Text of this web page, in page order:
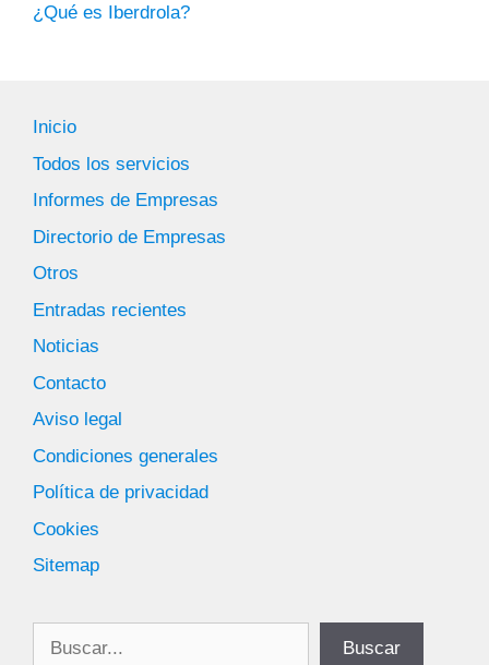
¿Qué es Iberdrola?
Inicio
Todos los servicios
Informes de Empresas
Directorio de Empresas
Otros
Entradas recientes
Noticias
Contacto
Aviso legal
Condiciones generales
Política de privacidad
Cookies
Sitemap
Buscar